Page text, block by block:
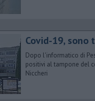
Covid-19, sono
Dopo l'informatico di
positivi al tampone del
Niccheri